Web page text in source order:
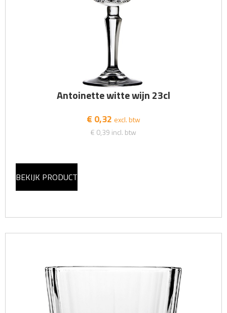
Antoinette witte wijn 23cl
€ 0,32 excl. btw
€ 0,39 incl. btw
BEKIJK PRODUCT